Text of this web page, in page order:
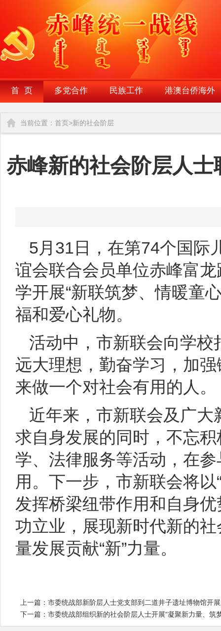
首 页 多党合作 民族工作 港澳台侨海外
当前位置： 首页>新的社会阶层
赤峰新的社会阶层人
5月31日，在第74个国际
谊会联合会员单位赤峰富
学开展“新联筑梦、情暖童
福和爱心礼物。
活动中，市新联会向学
远大理想，勤奋学习，加
来做一个对社会有用的人。
近年来，市新联会及广
求自身发展的同时，不忘
学、法律服务等活动，在
用。下一步，市新联会将
发挥桥梁纽带作用和自身
功立业，展现新时代新的
量发展贡献“新”力量。
上一篇：市委统战部新阶层人士党支部到二道井子遗址博物馆开
下一篇：市委统战部组织新的社会阶层人士开展“凝聚新力量、筑